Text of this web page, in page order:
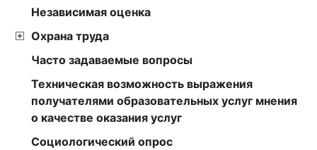
Независимая оценка
Охрана труда
Часто задаваемые вопросы
Техническая возможность выражения
получателями образовательных услуг мнения
о качестве оказания услуг
Социологический опрос